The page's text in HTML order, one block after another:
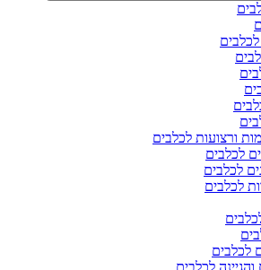
ורצועות לכלבים
לכלבים
לכלבים
לכלבים
לכלבים